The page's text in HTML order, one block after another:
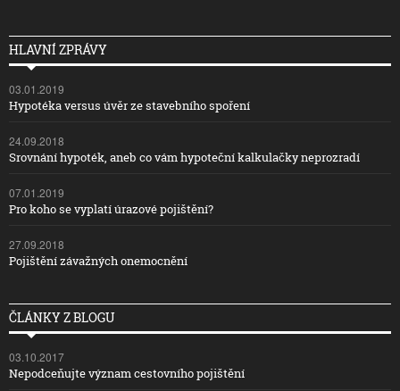
HLAVNÍ ZPRÁVY
03.01.2019
Hypotéka versus úvěr ze stavebního spoření
24.09.2018
Srovnání hypoték, aneb co vám hypoteční kalkulačky neprozradí
07.01.2019
Pro koho se vyplatí úrazové pojištění?
27.09.2018
Pojištění závažných onemocnění
ČLÁNKY Z BLOGU
03.10.2017
Nepodceňujte význam cestovního pojištění